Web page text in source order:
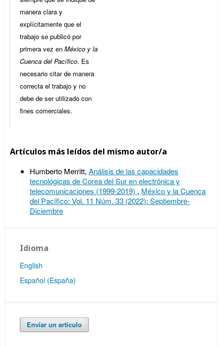
manera clara y
explícitamente que el
trabajo se publicó por
primera vez en México y la
Cuenca del Pacífico. Es
necesario citar de manera
correcta el trabajo y no
debe de ser utilizado con
fines comerciales.
Artículos más leídos del mismo autor/a
Humberto Merritt, Análisis de las capacidades
tecnológicas de Corea del Sur en electrónica y
telecomunicaciones (1999-2019) , México y la Cuenca
del Pacífico: Vol. 11 Núm. 33 (2022): Septiembre-
Diciembre
Idioma
English
Español (España)
Enviar un artículo